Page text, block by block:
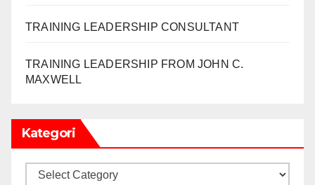
TRAINING LEADERSHIP CONSULTANT
TRAINING LEADERSHIP FROM JOHN C.
MAXWELL
Kategori
Kategori